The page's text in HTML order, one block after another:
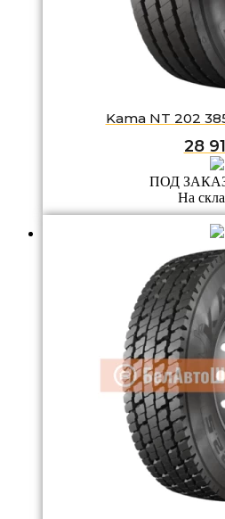
Kama NT 202
28
ПОД
На